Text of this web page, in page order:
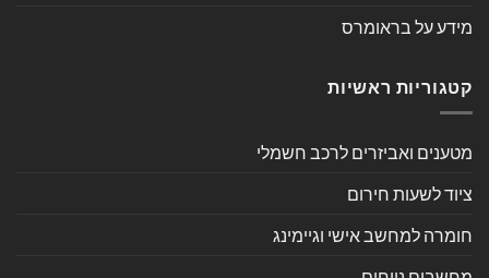
מידע על בראומרס
קטגוריות ראשיות
מטענים ואביזרים לרכב חשמלי
ציוד לשעות חירום
חומרה למחשב אישי וגיימינג